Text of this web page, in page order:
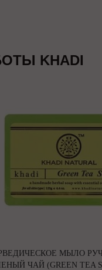
KHADI
МЫЛО
ЧАЙ (GREEN TEA